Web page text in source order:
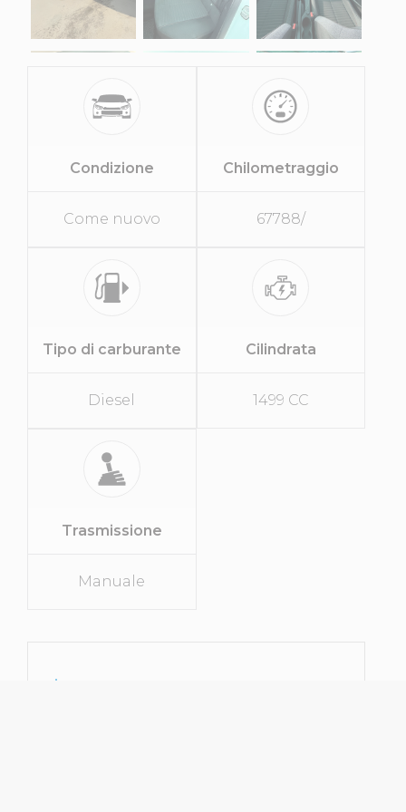
Condizione
Come nuovo
Chilometraggio
67788/
Tipo di carburante
Diesel
Cilindrata
1499 CC
Trasmissione
Manuale